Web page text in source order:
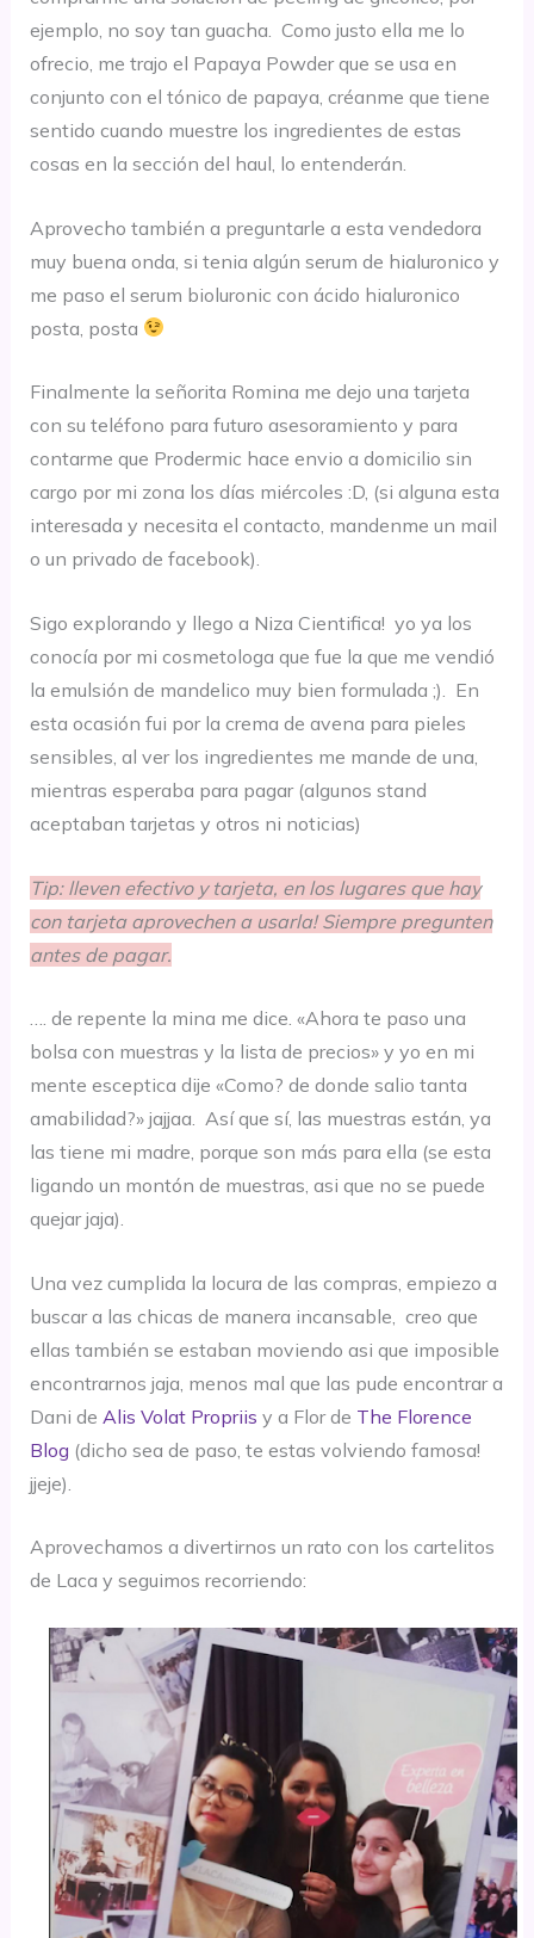
ejemplo, no soy tan guacha. Como justo ella me lo
ofrecio, me trajo el Papaya Powder que se usa en
conjunto con el tónico de papaya, créanme que tiene
sentido cuando muestre los ingredientes de estas
cosas en la sección del haul, lo entenderán.
Aprovecho también a preguntarle a esta vendedora
muy buena onda, si tenia algún serum de hialuronico y
me paso el serum bioluronic con ácido hialuronico
posta, posta
Finalmente la señorita Romina me dejo una tarjeta
con su teléfono para futuro asesoramiento y para
contarme que Prodermic hace envio a domicilio sin
cargo por mi zona los días miércoles :D, (si alguna esta
interesada y necesita el contacto, mandenme un mail
o un privado de facebook).
Sigo explorando y llego a Niza Cientifica! yo ya los
conocía por mi cosmetologa que fue la que me vendió
la emulsión de mandelico muy bien formulada ;). En
esta ocasión fui por la crema de avena para pieles
sensibles, al ver los ingredientes me mande de una,
mientras esperaba para pagar (algunos stand
aceptaban tarjetas y otros ni noticias)
Tip: lleven efectivo y tarjeta, en los lugares que hay
con tarjeta aprovechen a usarla! Siempre pregunten
antes de pagar.
…. de repente la mina me dice. «Ahora te paso una
bolsa con muestras y la lista de precios» y yo en mi
mente esceptica dije «Como? de donde salio tanta
amabilidad?» jajjaa. Así que sí, las muestras están, ya
las tiene mi madre, porque son más para ella (se esta
ligando un montón de muestras, asi que no se puede
quejar jaja).
Una vez cumplida la locura de las compras, empiezo a
buscar a las chicas de manera incansable, creo que
ellas también se estaban moviendo asi que imposible
encontrarnos jaja, menos mal que las pude encontrar a
Dani de Alis Volat Propriis y a Flor de The Florence
Blog (dicho sea de paso, te estas volviendo famosa!
jjeje).
Aprovechamos a divertirnos un rato con los cartelitos
de Laca y seguimos recorriendo: